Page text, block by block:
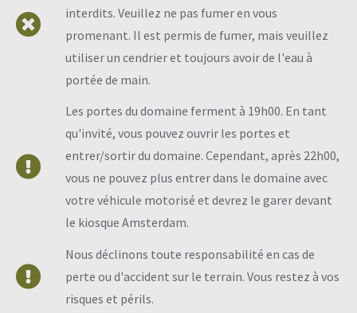
interdits. Veuillez ne pas fumer en vous
promenant. Il est permis de fumer, mais veuillez
utiliser un cendrier et toujours avoir de l'eau à
portée de main.
Les portes du domaine ferment à 19h00. En tant
qu'invité, vous pouvez ouvrir les portes et
entrer/sortir du domaine. Cependant, après 22h00,
vous ne pouvez plus entrer dans le domaine avec
votre véhicule motorisé et devrez le garer devant
le kiosque Amsterdam.
Nous déclinons toute responsabilité en cas de
perte ou d'accident sur le terrain. Vous restez à vos
risques et périls.